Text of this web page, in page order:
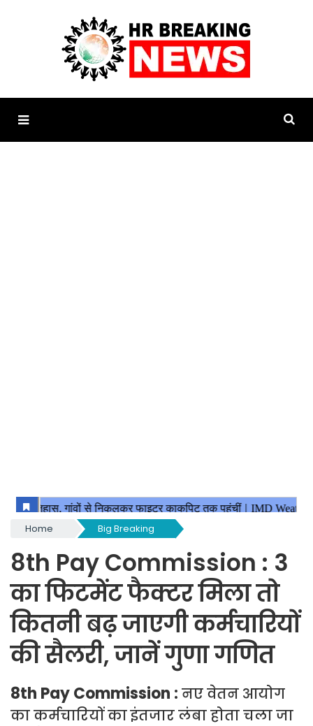
Home Big Breaking
8th Pay Commission : 3
का फिटमेंट फैक्टर मिला तो
कितनी बढ़ जाएगी कर्मचारियों
की सैलरी, जानें गुणा गणित
8th Pay Commission : नए वेतन आयोग
का कर्मचारियों का इंतजार लंबा होता चला जा